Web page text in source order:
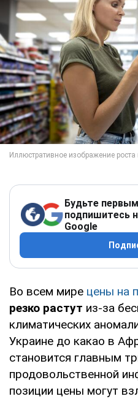
Будьте
подпишитесь
Google
Во всем мире цены на
резко растут из-за
климатических
Украине до какао в
становится главным
продовольственной
позиции цены могут